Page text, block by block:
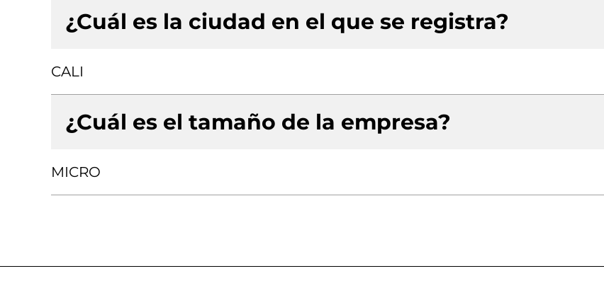
¿Cuál es la ciudad en el que se registra?
CALI
¿Cuál es el tamaño de la empresa?
MICRO